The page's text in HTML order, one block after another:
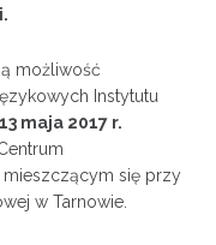
możliwość
Instytutu
maja 2017 r.
mieszczącym się przy
w Tarnowie.